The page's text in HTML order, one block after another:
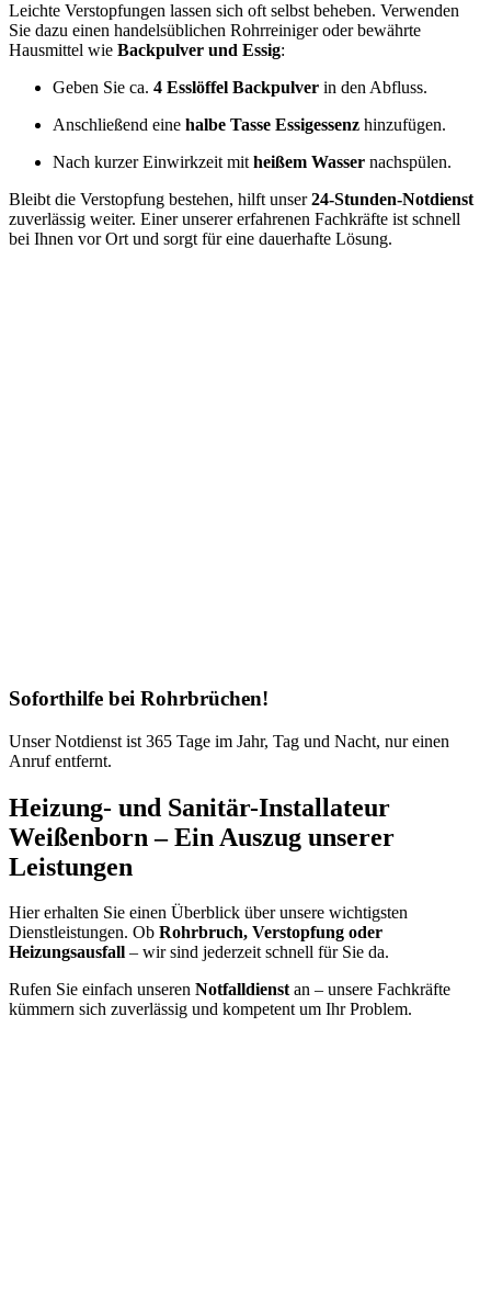
Leichte Verstopfungen lassen sich oft selbst beheben. Verwenden
Sie dazu einen handelsüblichen Rohrreiniger oder bewährte
Hausmittel wie Backpulver und Essig:
Geben Sie ca. 4 Esslöffel Backpulver in den Abfluss.
Anschließend eine halbe Tasse Essigessenz hinzufügen.
Nach kurzer Einwirkzeit mit heißem Wasser nachspülen.
Bleibt die Verstopfung bestehen, hilft unser24-Stunden-Notdienst
zuverlässig weiter. Einer unserer erfahrenen Fachkräfte ist schnell
bei Ihnen vor Ort und sorgt für eine dauerhafte Lösung.
Soforthilfe bei Rohrbrüchen!
Unser Notdienst ist 365 Tage im Jahr, Tag und Nacht, nur einen
Anruf entfernt.
Heizung- und Sanitär-Installateur
Weißenborn – Ein Auszug unserer
Leistungen
Hier erhalten Sie einen Überblick über unsere wichtigsten
Dienstleistungen. Ob Rohrbruch, Verstopfung oder
Heizungsausfall – wir sind jederzeit schnell für Sie da.
Rufen Sie einfach unseren Notfalldienstan – unsere Fachkräfte
kümmern sich zuverlässig und kompetent um Ihr Problem.